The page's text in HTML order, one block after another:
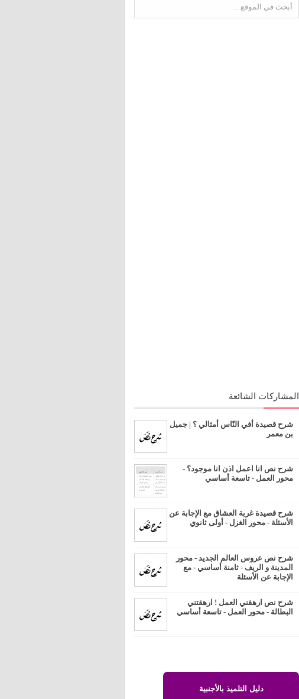
المشاركات الشائعة
شرح قصيدة أفي النّاس أمثالي ؟ | جميل
بن معمر
شرح نص انا اعمل اذن انا موجود؟ -
محور العمل - تاسعة أساسي
شرح قصيدة غربة العشاق مع الإجابة عن
الأسئلة - محور الغزل - أولى ثانوي
شرح نص عروس العالم الجديد - محور
المدينة و الريف - ثامنة أساسي - مع
الإجابة عن الأسئلة
شرح نص ارهقني العمل ! ارهقتني
البطالة - محور العمل - تاسعة أساسي
دليل التلميذ بالأجنبية